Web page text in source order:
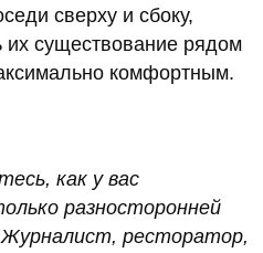
сверху и сбоку,
их существование рядом
комфортным.
как у вас
разносторонней
ресторатор,